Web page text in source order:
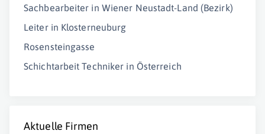
Sachbearbeiter in Wiener Neustadt-Land (Bezirk)
Leiter in Klosterneuburg
Rosensteingasse
Schichtarbeit Techniker in Österreich
Aktuelle Firmen